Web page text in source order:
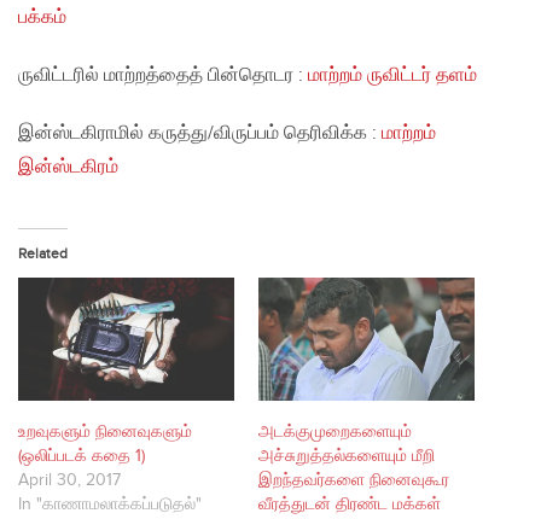
பக்கம்
ருவிட்டரில் மாற்றத்தைத் பின்தொடர : மாற்றம் ருவிட்டர் தளம்
இன்ஸ்டகிராமில் கருத்து/விருப்பம் தெரிவிக்க : மாற்றம்
இன்ஸ்டகிரம்
Related
உறவுகளும் நினைவுகளும்
(ஒலிப்படக் கதை 1)
April 30, 2017
In "காணாமலாக்கப்படுதல்"
அடக்குமுறைகளையும்
அச்சுறுத்தல்களையும் மீறி
இறந்தவர்களை நினைவுகூர
வீரத்துடன் திரண்ட மக்கள்